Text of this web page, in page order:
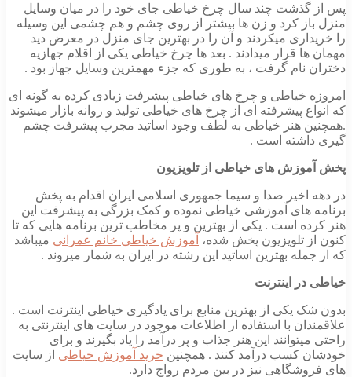
چند سال چرخ خیاطی جای خود را در میان وسایل
کرد و زن ها بیشتر از روی چشم و هم چشمی این وسیله
میکردند و آن را در بهترین جای منزل در معرض دید
قرار میدادند . بعد ها چرخ خیاطی یکی از اقلام جهازیه
نام گرفت ، به طوری که جزء مهمترین وسایل جهاز بود .
خیاطی و چرخ های خیاطی پیشرفت زیادی کرده به گونه ای
پیشرفته ای از چرخ های خیاطی تولید و روانه بازار میشوند
هنر خیاطی به لطف وجود اساتید مجرب پیشرفت چشم
است .
های خیاطی از تلویزیون
اخیر صدا و سیما جمهوری اسلامی ایران اقدام به پخش
های آموزشی خیاطی نموده و کمک بزرگی به پیشرفت این
است . یکی از بهترین و پر مخاطب ترین برنامه هایی که تا
تلویزیون پخش شده، آموزش خیاطی خانم عمرانی میباشد
بهترین اساتید این رشته در ایران به شمار میروند .
اینترنت
یکی از بهترین منابع برای یادگیری خیاطی اینترنت است .
با استفاده از اطلاعات موجود در سایت های اینترنتی به
این هنر جذاب و پر درآمد را یاد بگیرند و برای
کسب درآمد کنند . همچنینخرید آموزش خیاطی از سایت
نیز در بین مردم رواج دارد.